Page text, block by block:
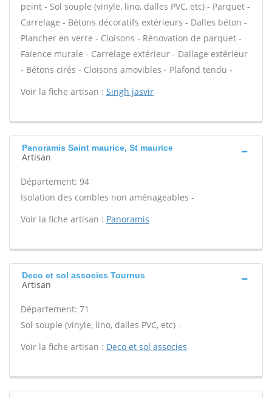
peint - Sol souple (vinyle, lino, dalles PVC, etc) - Parquet -
Carrelage - Bétons décoratifs extérieurs - Dalles béton -
Plancher en verre - Cloisons - Rénovation de parquet -
Faïence murale - Carrelage extérieur - Dallage extérieur
- Bétons cirés - Cloisons amovibles - Plafond tendu -
Voir la fiche artisan : Singh jasvir
Panoramis Saint maurice, St maurice
Artisan
Département: 94
Isolation des combles non aménageables -
Voir la fiche artisan : Panoramis
Deco et sol associes Tournus
Artisan
Département: 71
Sol souple (vinyle, lino, dalles PVC, etc) -
Voir la fiche artisan : Deco et sol associes